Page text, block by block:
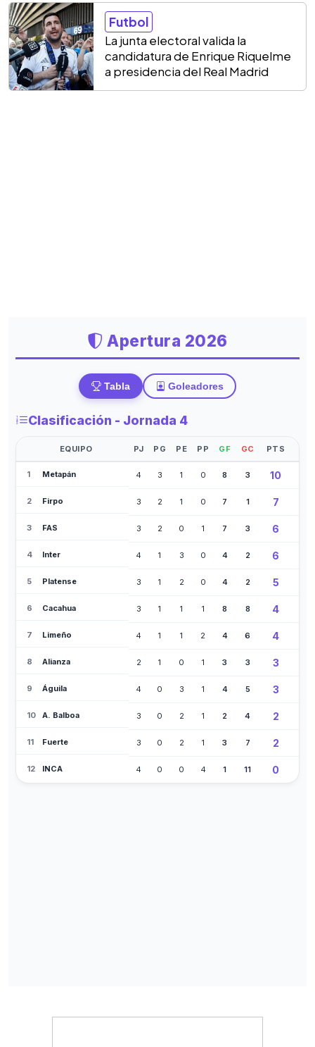
Futbol
La junta electoral valida la
candidatura de Enrique Riquelme
a presidencia del Real Madrid